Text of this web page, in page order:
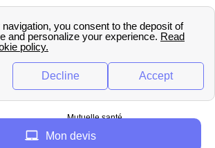
Mentions légales
Mutuelle santé
Mon devis